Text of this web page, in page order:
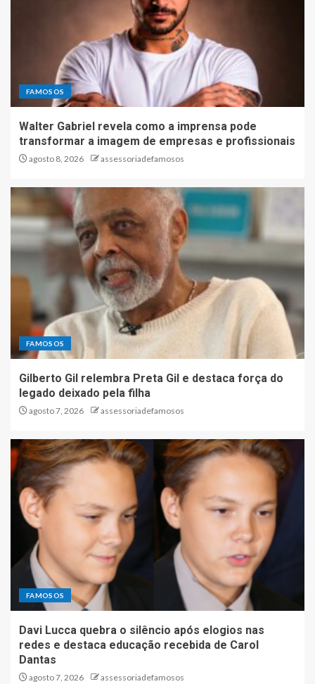
FAMOSOS
Walter Gabriel revela como a imprensa pode
transformar a imagem de empresas e profissionais
agosto 8, 2026 assessoriadefamosos
FAMOSOS
Gilberto Gil relembra Preta Gil e destaca força do
legado deixado pela filha
agosto 7, 2026 assessoriadefamosos
FAMOSOS
Davi Lucca quebra o silêncio após elogios nas
redes e destaca educação recebida de Carol
Dantas
agosto 7, 2026 assessoriadefamosos